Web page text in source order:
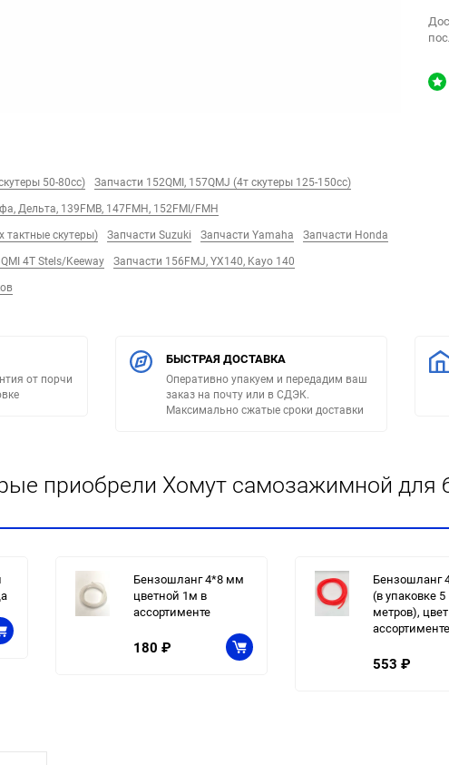
50-80сс)
Запчасти 152QMI, 157QMJ (4т скутеры 125-150сс)
Дельта, 139FMB, 147FMH, 152FMI/FMH
тактные скутеры)
Запчасти Suzuki Запчасти Yamaha
Запчасти Honda
4Т Stels/Keeway
Запчасти 156FMJ, YX140, Kayo 140
от порчи
БЫСТРАЯ ДОСТАВКА
Оперативно упакуем и передадим ваш
заказ на почту или в СДЭК.
Максимально сжатые сроки доставки
приобрели Хомут самозажимной
Бензошланг 4*8 мм
цветной 1м в
ассортименте
180 ₽
Бензошланг
(в упаковке 5
метров),
553 ₽